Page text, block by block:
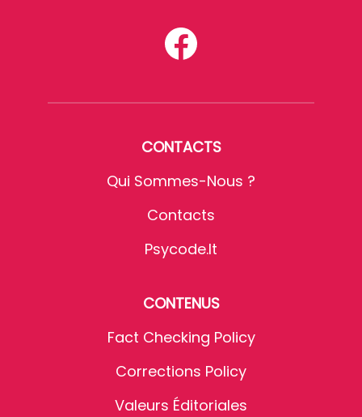
CONTACTS
Qui Sommes-Nous ?
Contacts
Psycode.it
CONTENUS
Fact Checking Policy
Corrections Policy
Valeurs Éditoriales